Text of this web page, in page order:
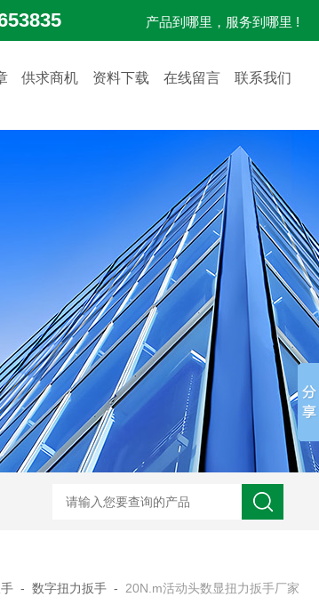
产品到哪里，服务到哪里 !
供求商机 资料下载 在线留言 联系我们
- 数字扭力扳手 - 20N.m活动头数显扭力扳手厂家